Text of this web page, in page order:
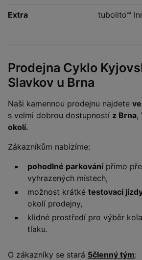
Extra tubolito™
Prodejna Cyklo
Slavkov u Brna
Naši kamennou prodejnu najdete
s velmi dobrou dostupností z Brna,
okolí.
Zákazníkům nabízíme:
pohodlné parkovánípřímo
vyhrazených místech,
možnost krátké testovací
okolí prodejny,
klidné prostředí pro výběr
tlaku.
O zákazníky se stará 5členný tým: